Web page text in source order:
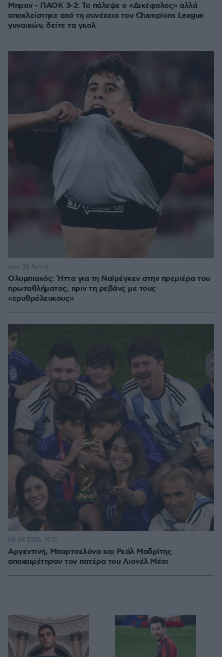
Μπραν - ΠΑΟΚ 3-2: Το πάλεψε ο «Δικέφαλος» αλλά
αποκλείστηκε από τη συνέχεια του Champions League
γυναικών, δείτε τα γκολ
Ολυμπιακός: Ήττα για τη Ναϊμέγκεν στην πρεμιέρα του
πρωταθλήματος, πριν τη ρεβάνς με τους
«ερυθρόλευκους»
πριν 38 λεπτά
Αργεντινή, Μπαρτσελόνα και Ρεάλ Μαδρίτης
αποχαιρέτησαν τον πατέρα του Λιονέλ Μέσι
08.08.2026, 19:11